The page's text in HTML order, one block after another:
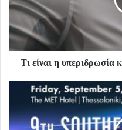
Τι είναι η υπεριδρωσία